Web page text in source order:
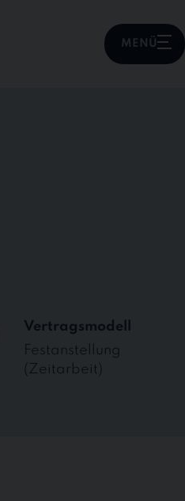
MENÜ
Vertragsmodell
Festanstellung
(Zeitarbeit)